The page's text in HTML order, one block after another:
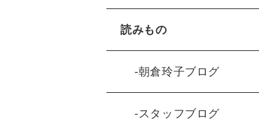
読みもの
朝倉玲子ブログ
スタッフブログ